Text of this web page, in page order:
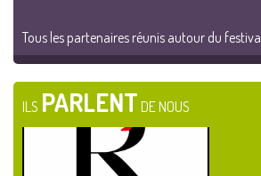
Tous les partenaires réunis autour du festival
ILS PARLENT DE NOUS